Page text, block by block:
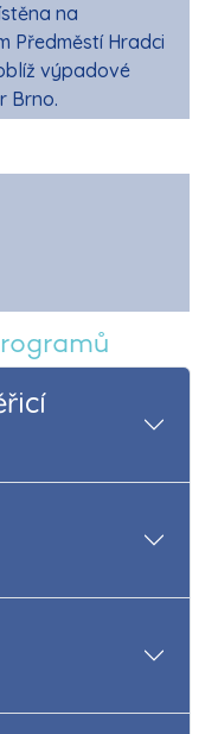
na
Předměstí Hradci
výpadové
Brno.